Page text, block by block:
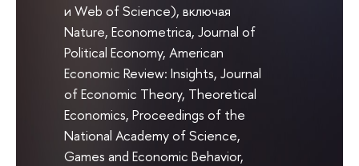
и Web of Science), включая
Nature, Econometrica, Journal of
Political Economy, American
Economic Review: Insights, Journal
of Economic Theory, Theoretical
Economics, Proceedings of the
National Academy of Science,
Games and Economic Behavior,